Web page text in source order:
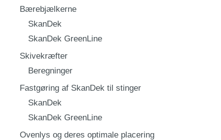
Bærebjælkerne
SkanDek
SkanDek GreenLine
Skivekræfter
Beregninger
Fastgøring af SkanDek til stinger
SkanDek
SkanDek GreenLine
Ovenlys og deres optimale placering